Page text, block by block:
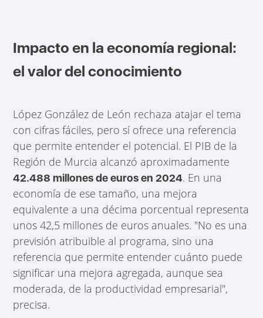
Impacto en la economía regional:
el valor del conocimiento
López González de León rechaza atajar el tema
con cifras fáciles, pero sí ofrece una referencia
que permite entender el potencial. El PIB de la
Región de Murcia alcanzó aproximadamente
42.488 millones de euros en 2024. En una
economía de ese tamaño, una mejora
equivalente a una décima porcentual representa
unos 42,5 millones de euros anuales. "No es una
previsión atribuible al programa, sino una
referencia que permite entender cuánto puede
significar una mejora agregada, aunque sea
moderada, de la productividad empresarial",
precisa.